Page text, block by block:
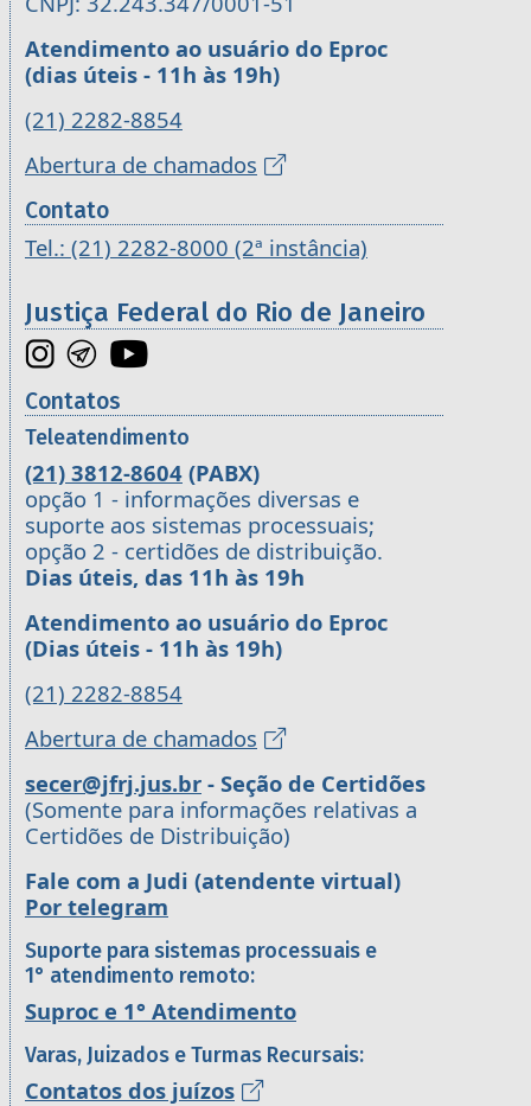
Atendimento ao usuário do Eproc
(dias úteis - 11h às 19h)
(21) 2282-8854
Abertura de chamados
Contato
Tel.: (21) 2282-8000 (2ª instância)
Justiça Federal do Rio de Janeiro
Contatos
Teleatendimento
(21) 3812-8604 (PABX)
opção 1 - informações diversas e
suporte aos sistemas processuais;
opção 2 - certidões de distribuição.
Dias úteis, das 11h às 19h
Atendimento ao usuário do Eproc
(Dias úteis - 11h às 19h)
(21) 2282-8854
Abertura de chamados
secer@jfrj.jus.br - Seção de Certidões
(Somente para informações relativas a
Certidões de Distribuição)
Fale com a Judi (atendente virtual)
Por telegram
Suporte para sistemas processuais e
1° atendimento remoto:
Suproc e 1° Atendimento
Varas, Juizados e Turmas Recursais:
Contatos dos juízos